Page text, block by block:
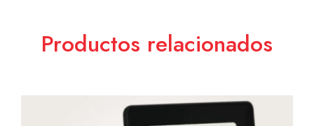
Productos relacionados